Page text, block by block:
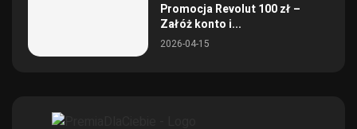
Promocja Revolut 100 zł –
Załóż konto i...
2026-04-15